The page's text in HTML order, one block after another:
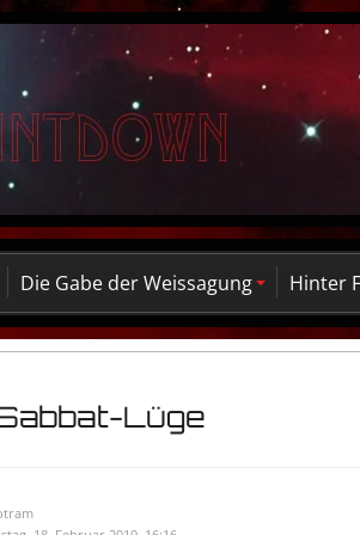
Die Gabe der Weissagung Hinter
Lüge